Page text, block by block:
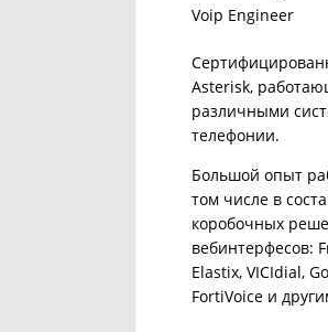
Voip Engineer
Asterisk,
различными
телефонии.
Большой опыт
том числе в
коробочных
вебинтерфесов:
Elastix, VICIdial,
FortiVoice и